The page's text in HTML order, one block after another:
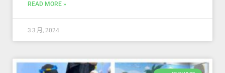
READ MORE »
3 3 月, 2024